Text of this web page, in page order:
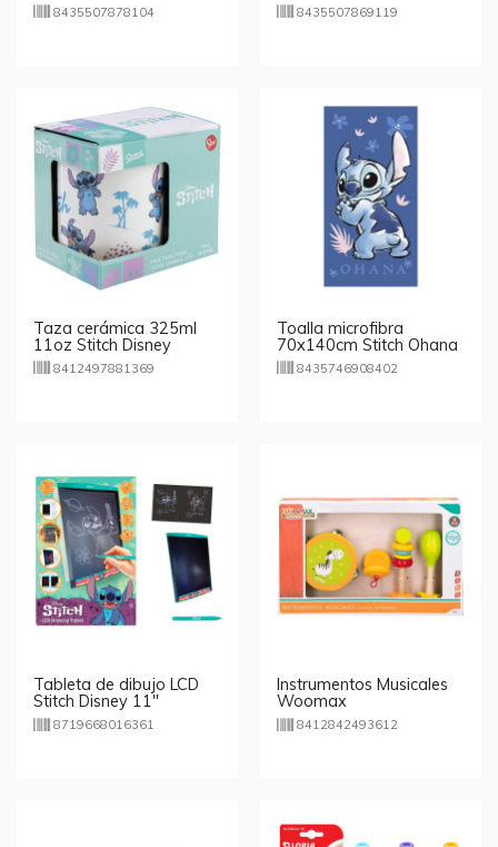
8435507878104 8435507869119
Taza cerámica 325ml
11oz Stitch Disney
8412497881369
Toalla microfibra
70x140cm Stitch Ohana
8435746908402
Tableta de dibujo LCD
Stitch Disney 11"
8719668016361
Instrumentos Musicales
Woomax
8412842493612